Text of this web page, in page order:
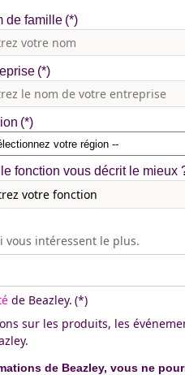
de famille
fonction vous décrit le mieux
vous intéressent le plus.
de Beazley.
sur les produits, les
de Beazley, vous ne